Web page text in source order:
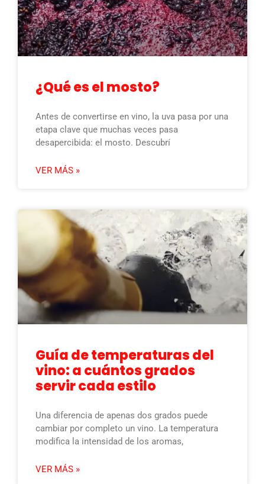
¿Qué es el mosto?
Antes de convertirse en vino, la uva pasa por una
etapa clave que muchas veces pasa
desapercibida: el mosto. Descubrí
VER MÁS »
Guía de temperaturas del
vino: a cuántos grados
servir cada estilo
Una diferencia de apenas dos grados puede
cambiar por completo un vino. La temperatura
modifica la intensidad de los aromas,
VER MÁS »